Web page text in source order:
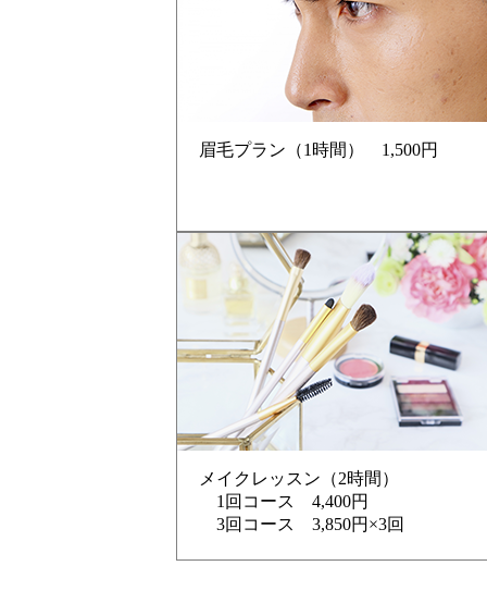
眉毛プラン（1時間） 1,500円
メイクレッスン（2時間）
1回コース 4,400円
3回コース 3,850円×3回